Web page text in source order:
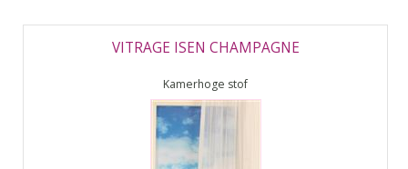
VITRAGE ISEN CHAMPAGNE
Kamerhoge stof